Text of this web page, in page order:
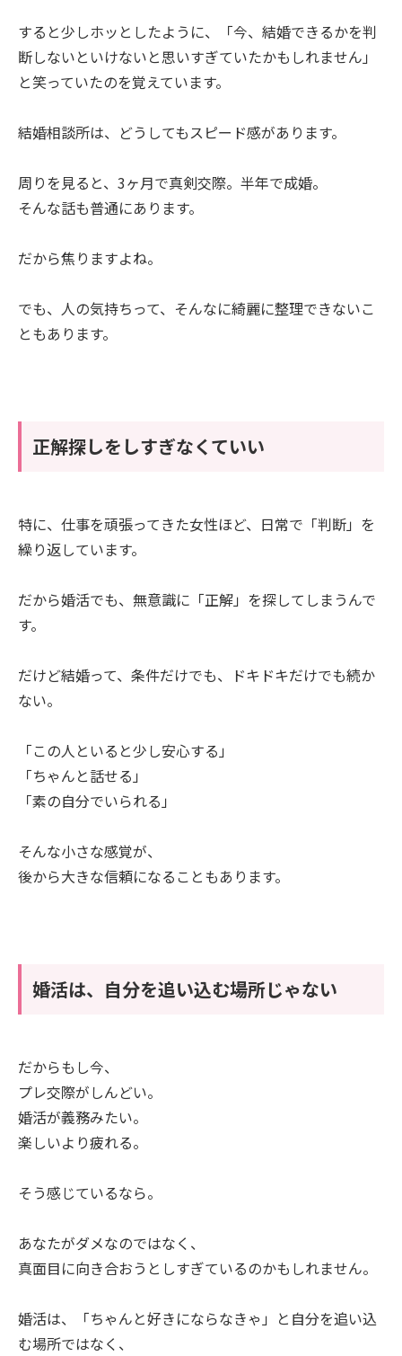
すると少しホッとしたように、「今、結婚できるかを判
断しないといけないと思いすぎていたかもしれません」
と笑っていたのを覚えています。
結婚相談所は、どうしてもスピード感があります。
周りを見ると、3ヶ月で真剣交際。半年で成婚。
そんな話も普通にあります。
だから焦りますよね。
でも、人の気持ちって、そんなに綺麗に整理できないこ
ともあります。
正解探しをしすぎなくていい
特に、仕事を頑張ってきた女性ほど、日常で「判断」を
繰り返しています。
だから婚活でも、無意識に「正解」を探してしまうんで
す。
だけど結婚って、条件だけでも、ドキドキだけでも続か
ない。
「この人といると少し安心する」
「ちゃんと話せる」
「素の自分でいられる」
そんな小さな感覚が、
後から大きな信頼になることもあります。
婚活は、自分を追い込む場所じゃない
だからもし今、
プレ交際がしんどい。
婚活が義務みたい。
楽しいより疲れる。
そう感じているなら。
あなたがダメなのではなく、
真面目に向き合おうとしすぎているのかもしれません。
婚活は、「ちゃんと好きにならなきゃ」と自分を追い込
む場所ではなく、